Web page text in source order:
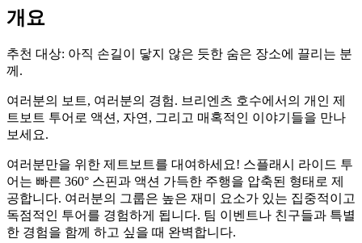
개요
추천 대상: 아직 손길이 닿지 않은 듯한 숨은 장소에 끌리는 분
께.
여러분의 보트, 여러분의 경험. 브리엔츠 호수에서의 개인 제
트보트 투어로 액션, 자연, 그리고 매혹적인 이야기들을 만나
보세요.
여러분만을 위한 제트보트를 대여하세요! 스플래시 라이드 투
어는 빠른 360° 스핀과 액션 가득한 주행을 압축된 형태로 제
공합니다. 여러분의 그룹은 높은 재미 요소가 있는 집중적이고
독점적인 투어를 경험하게 됩니다. 팀 이벤트나 친구들과 특별
한 경험을 함께 하고 싶을 때 완벽합니다.